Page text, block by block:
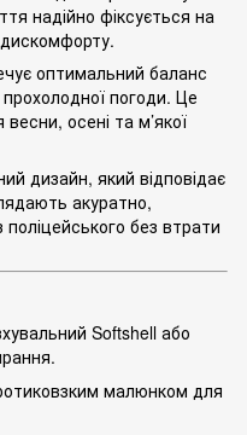
надійно фіксується на
оптимальний баланс
погоди. Це
осені та м’якої
дизайн, який відповідає
акуратно,
без втрати
Softshell або
малюнком для